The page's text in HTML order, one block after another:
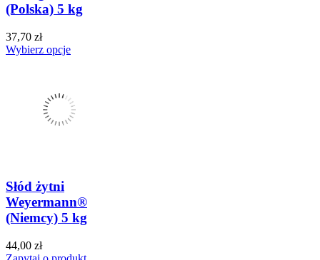
(Polska) 5 kg
37,70 zł
Wybierz opcje
Słód żytni
Weyermann®
(Niemcy) 5 kg
44,00 zł